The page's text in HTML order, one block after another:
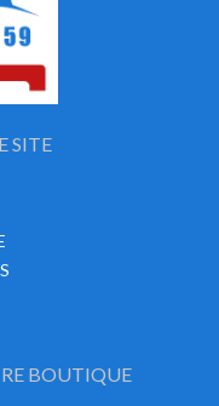
SITE
BOUTIQUE